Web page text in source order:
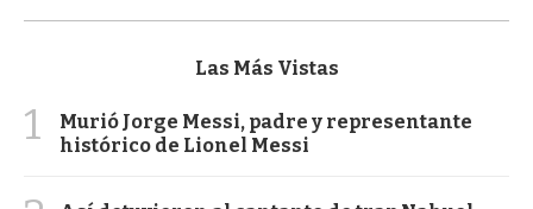
Las Más Vistas
1
Murió Jorge Messi, padre y representante
histórico de Lionel Messi